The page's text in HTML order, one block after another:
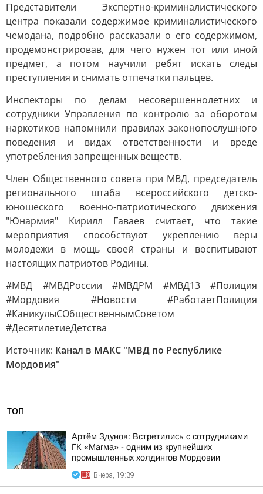
Представители Экспертно-криминалистического
центра показали содержимое криминалистического
чемодана, подробно рассказали о его содержимом,
продемонстрировав, для чего нужен тот или иной
предмет, а потом научили ребят искать следы
преступления и снимать отпечатки пальцев.
Инспекторы по делам несовершеннолетних и
сотрудники Управления по контролю за оборотом
наркотиков напомнили правилах законопослушного
поведения и видах ответственности и вреде
употребления запрещенных веществ.
Член Общественного совета при МВД, председатель
регионального штаба всероссийского детско-
юношеского военно-патриотического движения
"Юнармия" Кирилл Гаваев считает, что такие
мероприятия способствуют укреплению веры
молодежи в мощь своей страны и воспитывают
настоящих патриотов Родины.
#МВД #МВДРоссии #МВДРМ #МВД13 #Полиция
#Мордовия #Новости #РаботаетПолиция
#КаникулыСОбщественнымСоветом
#ДесятилетиеДетства
Источник: Канал в МАКС "МВД по Республике
Мордовия"
ТОП
Артём Здунов: Встретились с сотрудниками
ГК «Магма» - одним из крупнейших
промышленных холдингов Мордовии
Вчера, 19:39